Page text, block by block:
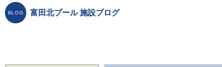
富田北プール 施設ブログ